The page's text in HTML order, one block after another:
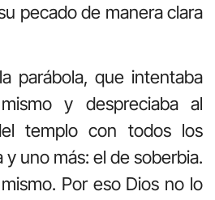
pecado de manera clara
parábola, que intentaba
y despreciaba al
templo con todos los
uno más: el de soberbia.
Por eso Dios no lo